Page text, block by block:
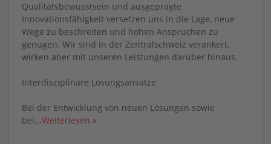
Qualitätsbewusstsein und ausgeprägte
Innovationsfähigkeit versetzen uns in die Lage, neue
Wege zu beschreiten und hohen Ansprüchen zu
genügen. Wir sind in der Zentralschweiz verankert,
wirken aber mit unseren Leistungen darüber hinaus.
Interdisziplinäre Lösungsansätze
Bei der Entwicklung von neuen Lösungen sowie
bei...Weiterlesen »